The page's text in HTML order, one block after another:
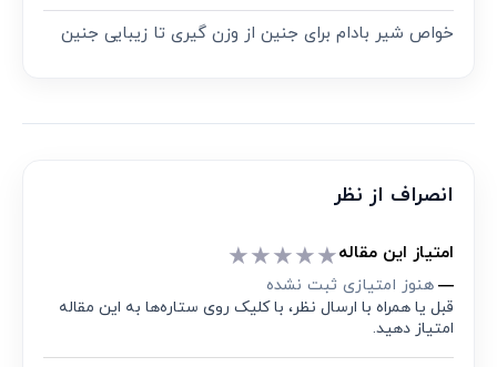
خواص شیر بادام برای جنین از وزن گیری تا زیبایی جنین
انصراف از نظر
امتیاز این مقاله★
★
★
★
★
— هنوز امتیازی ثبت نشده
قبل یا همراه با ارسال نظر، با کلیک روی ستاره‌ها به این مقاله
امتیاز دهید.